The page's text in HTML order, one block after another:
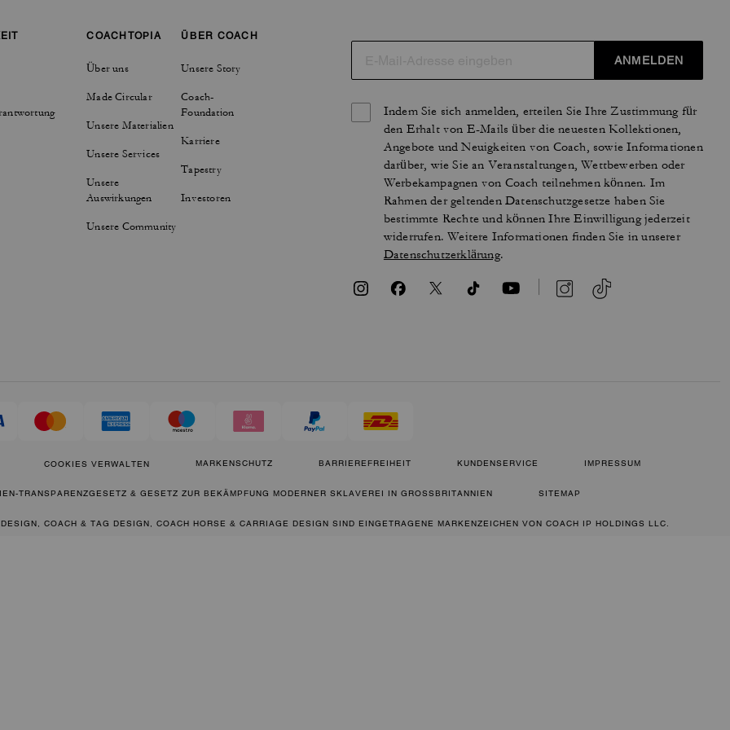
COACHTOPIA
Über uns
Made Circular
Unsere Materialien
Unsere Services
Unsere
Auswirkungen
Unsere Community
ÜBER COACH
Unsere Story
Coach-
Foundation
Karriere
Tapestry
Investoren
ANMELDEN
Indem Sie sich anmelden, erteilen Sie Ihre Zustimmung für
den Erhalt von E-Mails über die neuesten Kollektionen,
Angebote und Neuigkeiten von Coach, sowie Informationen
darüber, wie Sie an Veranstaltungen, Wettbewerben oder
Werbekampagnen von Coach teilnehmen können. Im
Rahmen der geltenden Datenschutzgesetze haben Sie
bestimmte Rechte und können Ihre Einwilligung jederzeit
widerrufen. Weitere Informationen finden Sie in unserer
Datenschutzerklärung.
COOKIES VERWALTEN MARKENSCHUTZ BARRIEREFREIHEIT KUNDENSERVICE IMPRESSUM
TRANSPARENZGESETZ & GESETZ ZUR BEKÄMPFUNG MODERNER SKLAVEREI IN GROSSBRITANNIEN SITEMAP
COACH & TAG DESIGN, COACH HORSE & CARRIAGE DESIGN SIND EINGETRAGENE MARKENZEICHEN VON COACH IP HOLDINGS LLC.